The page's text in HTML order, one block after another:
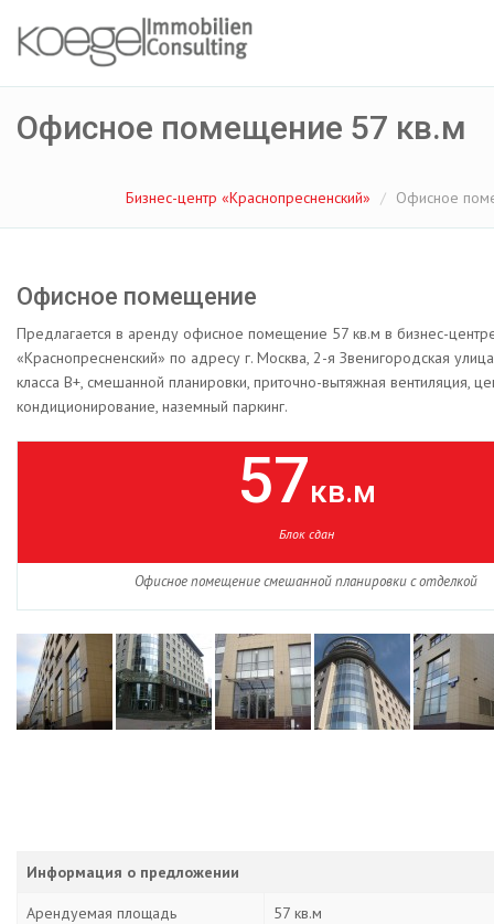
Офисное помещение 57 кв.м
Бизнес-центр «Краснопресненский» Офисное
Офисное помещение
Предлагается в аренду офисное помещение 57 кв.м в бизнес-
«Краснопресненский» по адресу г. Москва, 2-я Звенигородская
класса B+, смешанной планировки, приточно-вытяжная вентиляция,
кондиционирование, наземный паркинг.
57кв.м
Блок сдан
Офисное помещение смешанной планировки с отделкой
Информация о предложении
Арендуемая площадь 57 кв.м